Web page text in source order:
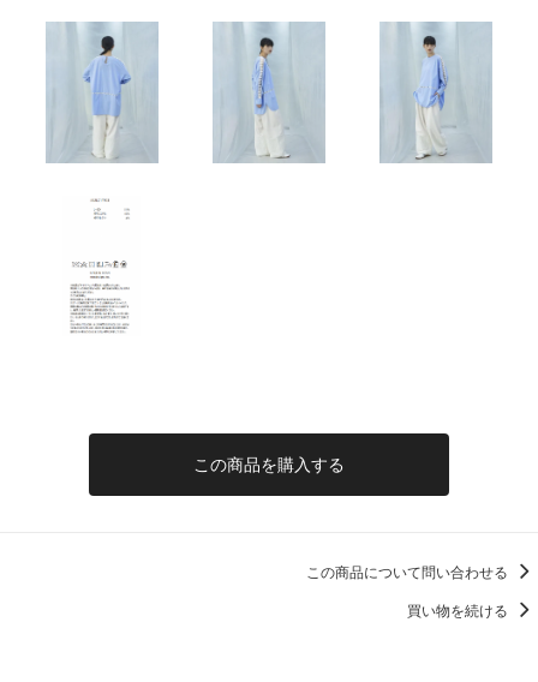
この商品を購入する
この商品について問い合わせる
買い物を続ける